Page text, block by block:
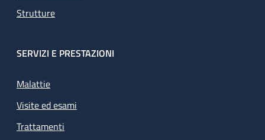
Strutture
SERVIZI E PRESTAZIONI
Malattie
Visite ed esami
Trattamenti